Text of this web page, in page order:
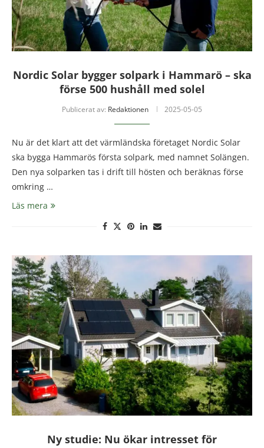
Nordic Solar bygger solpark i Hammarö – ska
förse 500 hushåll med solel
Publicerat av: Redaktionen 2025-05-05
Nu är det klart att det värmländska företaget Nordic Solar
ska bygga Hammarös första solpark, med namnet Solängen.
Den nya solparken tas i drift till hösten och beräknas förse
omkring …
Läs mera
Ny studie: Nu ökar intresset för